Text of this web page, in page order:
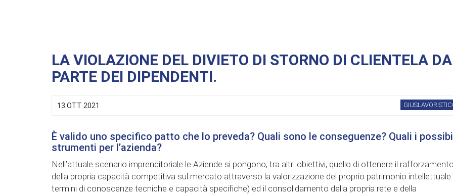
LA VIOLAZIONE DEL DIVIETO DI STORNO DI CLIENTELA DA
PARTE DEI DIPENDENTI.
13 OTT 2021
È valido uno specifico patto che lo preveda? Quali sono le conseguenze? Quali i
strumenti per l’azienda?
Nell’attuale scenario imprenditoriale le Aziende si pongono, tra altri obiettivi, quello di ottenere il rafforzamento
della propria capacità competitiva sul mercato attraverso la valorizzazione del proprio patrimonio intellettuale
termini di conoscenze tecniche e capacità specifiche) ed il consolidamento della propria rete e della